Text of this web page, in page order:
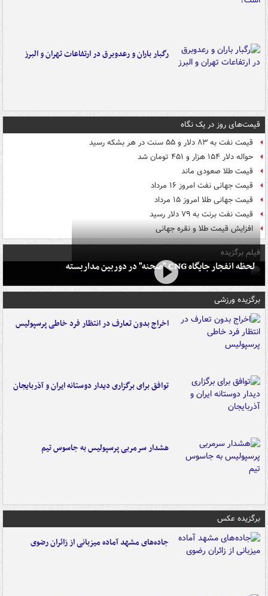
رگبار باران و رعدوبرق در ارتفاعات تهران و البرز
قیمت‌های روز در یک نگاه
قیمت نفت به ۸۳ دلار و ۵۵ سنت در هر بشکه رسید
حواله دلار ۱۵۴ هزار و ۴۵۱ تومان شد
قیمت طلا صعودی ماند
قیمت جهانی نفت امروز ۱۶ مرداد
قیمت جهانی طلا امروز ۱۵ مرداد
قیمت نفت برنت به ۷۹ دلار رسید
افزایش قیمت طلا و نقره جهانی
فیلم برگزیده
لحظه انفجار جایگاه CNG "صحنه" در دوربین مداربسته
برگزیده ورزشی
اخراج بدون تعارف در انتظار فرد خاطی پرسپولیس
توافق برای برگزاری دیدار دوستانه ایران و آذربایجان
هشدار سرمربی پرسپولیس به جاسوس تیم
برگزیده عکس
جاده‌های مشهد آماده میزبانی از زائران رضوی